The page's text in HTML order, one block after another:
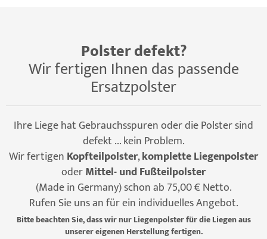
Polster defekt?
Wir fertigen Ihnen das passende
Ersatzpolster
Ihre Liege hat Gebrauchsspuren oder die Polster sind
defekt ... kein Problem.
Wir fertigen Kopfteilpolster,komplette Liegenpolster
oderMittel- und Fußteilpolster
(Made in Germany) schon ab 75,00 € Netto.
Rufen Sie uns an für ein individuelles Angebot.
Bitte beachten Sie, dass wir nur Liegenpolster für die Liegen aus
unserer eigenen Herstellung fertigen.